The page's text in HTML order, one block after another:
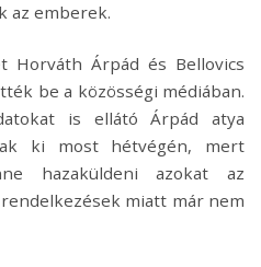
az emberek.
Horváth Árpád és Bellovics
be a közösségi médiában.
is ellátó Árpád atya
ki most hétvégén, mert
hazaküldeni azokat az
miatt már nem